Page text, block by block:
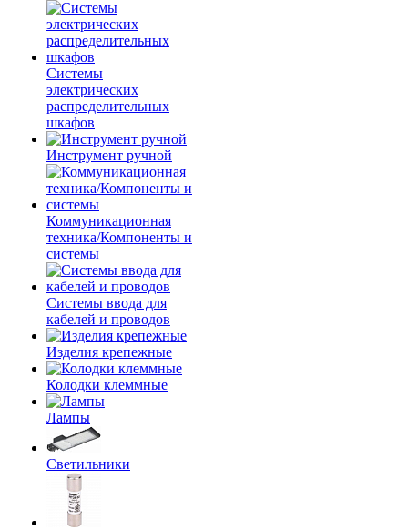
Системы
электрических
распределительных
шкафов
Инструмент ручной
Коммуникационная
техника/Компоненты и
системы
Системы ввода для
кабелей и проводов
Изделия крепежные
Колодки клеммные
Лампы
Светильники